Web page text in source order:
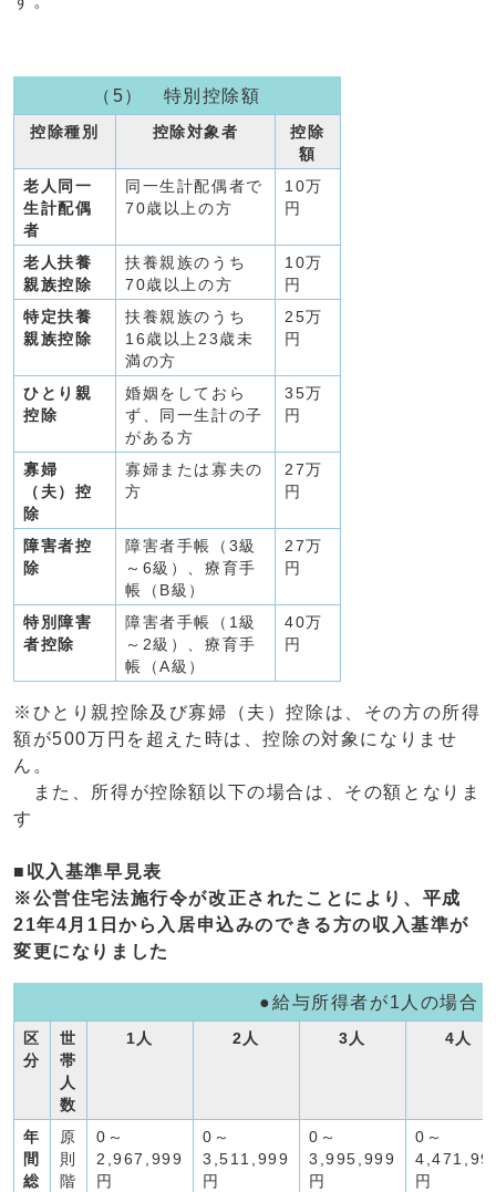
（5） 特別控除額
控除種別 控除対象者
控除
額
老人同一
生計配偶
者
同一生計配偶者で
70歳以上の方
10万
円
老人扶養
親族控除
扶養親族のうち
70歳以上の方
10万
円
特定扶養
親族控除
扶養親族のうち
16歳以上23歳未
満の方
25万
円
ひとり親
控除
婚姻をしておら
ず、同一生計の子
がある方
35万
円
寡婦
（夫）控
除
寡婦または寡夫の
方
27万
円
障害者控
除
障害者手帳（3級
～6級）、療育手
帳（B級）
27万
円
特別障害
者控除
障害者手帳（1級
～2級）、療育手
帳（A級）
40万
円
※ひとり親控除及び寡婦（夫）控除は、その方の所得
額が500万円を超えた時は、控除の対象になりませ
ん。
また、所得が控除額以下の場合は、その額となりま
す
■収入基準早見表
※公営住宅法施行令が改正されたことにより、平成
21年4月1日から入居申込みのできる方の収入基準が
変更になりました
●給与所得者が1人の場合
区
分
世
帯
人
数
1人 2人 3人 4人
年
間
総
原
則
階
0～
2,967,999
円
0～
3,511,999
円
0～
3,995,999
円
0～
円